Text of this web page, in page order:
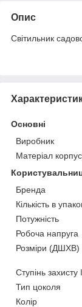
Опис
Світильник
Основні
Виробник
Матеріал
Бренда
Кількість в
Потужність
Робоча напруга
Розміри (ДШХВ)
Ступінь захисту
Тип цоколя
Колір